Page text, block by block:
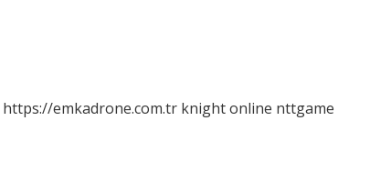
https://emkadrone.com.tr knight online nttgame